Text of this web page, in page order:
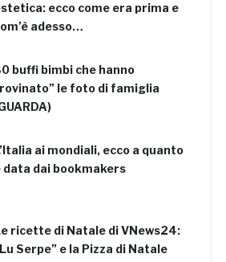
ecco come era prima e
adesso…
buffi bimbi che hanno
le foto di famiglia
ai mondiali, ecco a quanto
data dai bookmakers
ricette di Natale di VNews24:
Serpe” e la Pizza di Natale